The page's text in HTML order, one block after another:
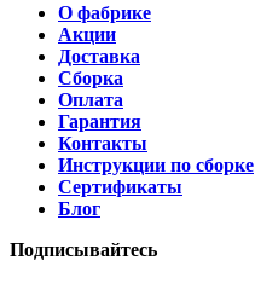
О фабрике
Акции
Доставка
Сборка
Оплата
Гарантия
Контакты
Инструкции по сборке
Сертификаты
Блог
Подписывайтесь